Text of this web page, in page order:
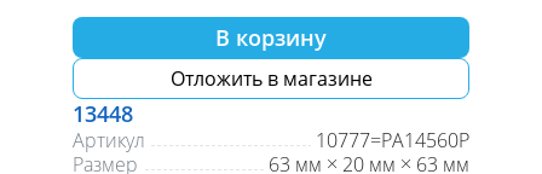
В корзину
Отложить в магазине
13448
Артикул
10777=PA14560Р
Размер
63 мм × 20 мм × 63 мм